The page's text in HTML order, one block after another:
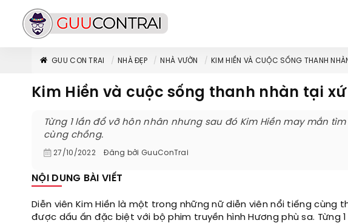
GUU CON TRAI NHÀ ĐẸP NHÀ VƯỜN KIM HIỀN VÀ CUỘC SỐNG THANH
Kim Hiền và cuộc sống thanh nhàn tại xứ
Từng 1 lần đổ vỡ hôn nhân nhưng sau đó Kim Hiền may mắn
cùng chồng.
27/10/2022 Đăng bởi GuuConTrai
NỘI DUNG BÀI VIẾT
Diễn viên Kim Hiền là một trong những nữ diễn viên nổi tiếng cùng
được dấu ấn đặc biệt với bộ phim truyền hình Hương phù sa. Từng